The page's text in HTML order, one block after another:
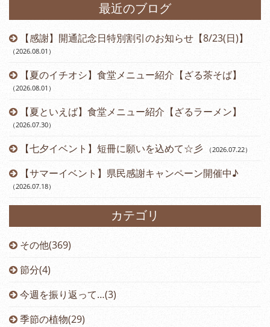
最近のブログ
【感謝】開通記念日特別割引のお知らせ【8/23(日)】
（2026.08.01 ）
【夏のイチオシ】食堂メニュー紹介【ざる茶そば】
（2026.08.01 ）
【夏といえば】食堂メニュー紹介【ざるラーメン】
（2026.07.30）
【七夕イベント】短冊に願いを込めて☆彡 （2026.07.22）
【サマーイベント】県民感謝キャンペーン開催中♪
（2026.07.18）
カテゴリ
その他(369)
節分(4)
今週を振り返って…(3)
季節の植物(29)